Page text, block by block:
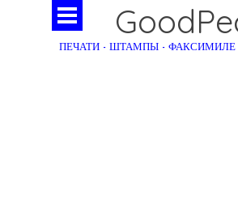
ПЕЧАТИ - ШТАМПЫ - ФАКСИМИЛЕ